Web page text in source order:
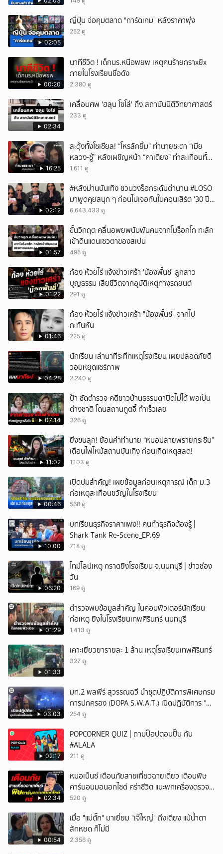
02:05
ญี่ปุ่น จ่อคุมตลาด "การ์ดเกม" หลังราคาพุ่ง
252 ดู
00:20
นาทีชีวิต ! เด็กนร.หนีอพยพ เหตุคนร้ายกราxยิx
ภายในโรงเรียนชื่อดัง
2,380 ดู
02:34
เคลื่อนศพ 'ฮลุน โซโล่' ถึง สถาบันนิติวิทยาศาสตร์
233 ดู
16:25
สะดุ้งทั้งโซเชียล! “โหรลักยิ้ม” ทำนายชะตา “เมีย
หลวง-ชู้” หลังเผชิญหน้า “คาเตียง” ทำสะเทือนทั้ง
ประเทศ
1,611 ดู
02:12
#หลังม่านบันเทิง ชวนวงร็อกระดับตำนาน #LOSO
มาพูดคุยสนุก ๆ ก่อนไปเจอกันในคอนเสิร์ต '30 ปี
LOSO นานเท่าไรก็รอ'
6,643,433 ดู
01:57
ขั้นวิกฤต คลื่นอพยพนับพันคนจากโมร็อกโก ทะลัก
เข้าดินแดนเซวตาของสเปน
495 ดู
01:22
ก้อง ห้วยไร่ แจ้งข่าวเศร้า 'น้องพั้นช์' ลูกสาว
บุญธรรม เสียชีวิตจากอุบัติเหตุทางรถยนต์
291 ดู
01:46
ก้อง ห้วยไร่ แจ้งข่าวเศร้า "น้องพั้นช์" จากไป
กะทันหัน
225 ดู
04:28
นักเรียน เล่านาทีระทึกเหตุโรงเรียน เผยปลอดภัยดี
วอนหยุดแชร์ภาพ
2,240 ดู
07:14
ป้า ซัดตำรวจ คดีชาวบ้านธรรมดาปิดไม่ได้ พอเป็น
ต่างชาติ โดนสถานทูตจี้ ทำเร็วเลย
326 ดู
11:02
ยิ่งขนลุก! ย้อนคำทำนาย “หมอปลายพรายกระซิบ”
เตือนไฟไหม้สถานบันเทิง ก่อนเกิดเหตุสลด!
1,103 ดู
00:46
เปิดปมสำคัญ! เผยข้อมูลก่อนเหตุการณ์ เด็ก ม.3
ก่อเหตุสะเทือนขวัญในโรงเรียน
568 ดู
10:00
บทเรียนธุรกิจราคาแพง!! คนทำธุรกิจต้องรู้ |
Shark Tank Re-Scene_EP.69
718 ดู
06:20
ไทม์ไลน์เหตุ กราดยิงโรงเรียน จ.นนทบุรี | ข่าวช่อง
วัน
169 ดู
01:29
ตำรวจพบข้อมูลสำคัญ ในคอมพิวเตอร์นักเรียน
ก่อเหตุ ยิงในโรงเรียนเทพศิรินทร์ นนทบุรี
1,413 ดู
01:33
เคาะเยียวยารายละ 1 ล้าน เหตุโรงเรียนเทพศิรินทร์
327 ดู
03:03
มท.2 พลพีร์ สุวรรณฉวี นำชุดปฏิบัติการพิเศษกรม
การปกครอง (DOPA S.W.A.T.) เปิดปฏิบัติการ “บา
รมีโสธร” บุกจับผับเถื่อนอัพยา กลางเมืองแปดริ้ว
254 ดู
02:17
POPCORNER QUIZ | ถามป็อปตอบปั๊บ กับ
#ALALA
211 ดู
02:34
หมอเบ็นซ์ เตือนภัยสายเที่ยวฉายเดี่ยว เตือนพิษ
คาร์บอนมอนอกไซด์ คร่าชีวิต แนะพกเครื่องตรวจ
วัดติดตัว
520 ดู
00:54
เมื่อ "แม่ตั๊ก" มาเยี่ยม "เจ๊ใหญ่" ถึงเตียง แม้น้ำตา
สักหยด ก็ไม่มี
2,356 ดู